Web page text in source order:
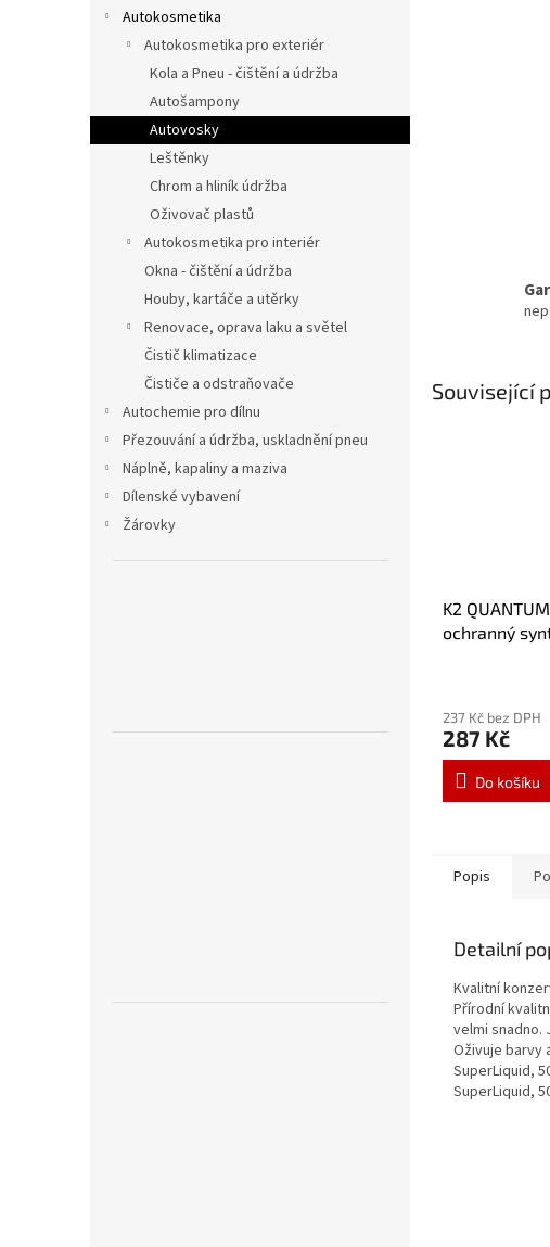
Autokosmetika
Autokosmetika pro exteriér
Kola a Pneu - čištění a údržba
Autošampony
Autovosky
Leštěnky
Chrom a hliník údržba
Oživovač plastů
Autokosmetika pro interiér
Okna - čištění a údržba
Houby, kartáče a utěrky
Renovace, oprava laku a světel
Čistič klimatizace
Čističe a odstraňovače
Autochemie pro dílnu
Přezouvání a údržba, uskladnění pneu
Náplně, kapaliny a maziva
Dílenské vybavení
Žárovky
Související
K2
ochranný
237 Kč bez DPH
287 Kč
Do košíku
Popis
Detailní
Kvalitní
Přírodní
velmi
Oživuje barvy
SuperLiquid,
SuperLiquid,